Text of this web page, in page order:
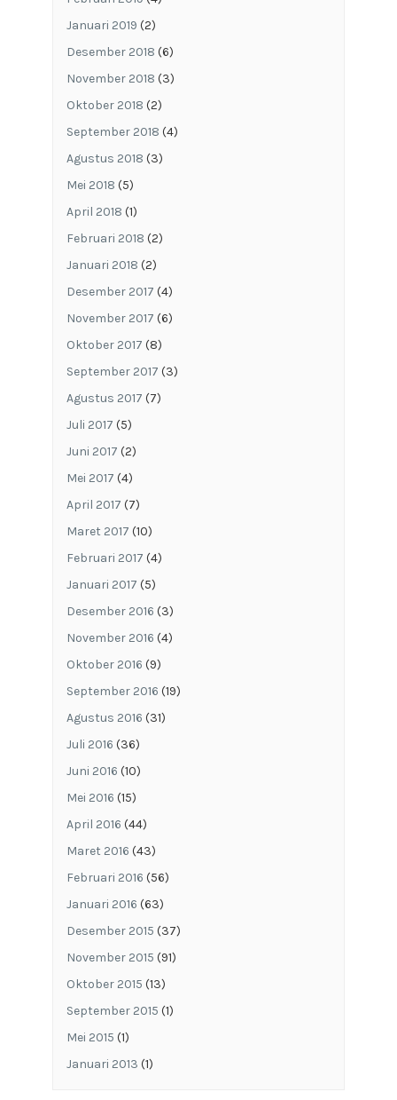
Januari 2019 (2)
Desember 2018 (6)
November 2018 (3)
Oktober 2018 (2)
September 2018 (4)
Agustus 2018 (3)
Mei 2018 (5)
April 2018 (1)
Februari 2018 (2)
Januari 2018 (2)
Desember 2017 (4)
November 2017 (6)
Oktober 2017 (8)
September 2017 (3)
Agustus 2017 (7)
Juli 2017 (5)
Juni 2017 (2)
Mei 2017 (4)
April 2017 (7)
Maret 2017 (10)
Februari 2017 (4)
Januari 2017 (5)
Desember 2016 (3)
November 2016 (4)
Oktober 2016 (9)
September 2016 (19)
Agustus 2016 (31)
Juli 2016 (36)
Juni 2016 (10)
Mei 2016 (15)
April 2016 (44)
Maret 2016 (43)
Februari 2016 (56)
Januari 2016 (63)
Desember 2015 (37)
November 2015 (91)
Oktober 2015 (13)
September 2015 (1)
Mei 2015 (1)
Januari 2013 (1)